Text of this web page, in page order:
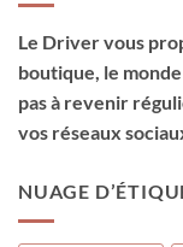
Le Driver vous
boutique, le
pas à revenir
vos réseaux
NUAGE